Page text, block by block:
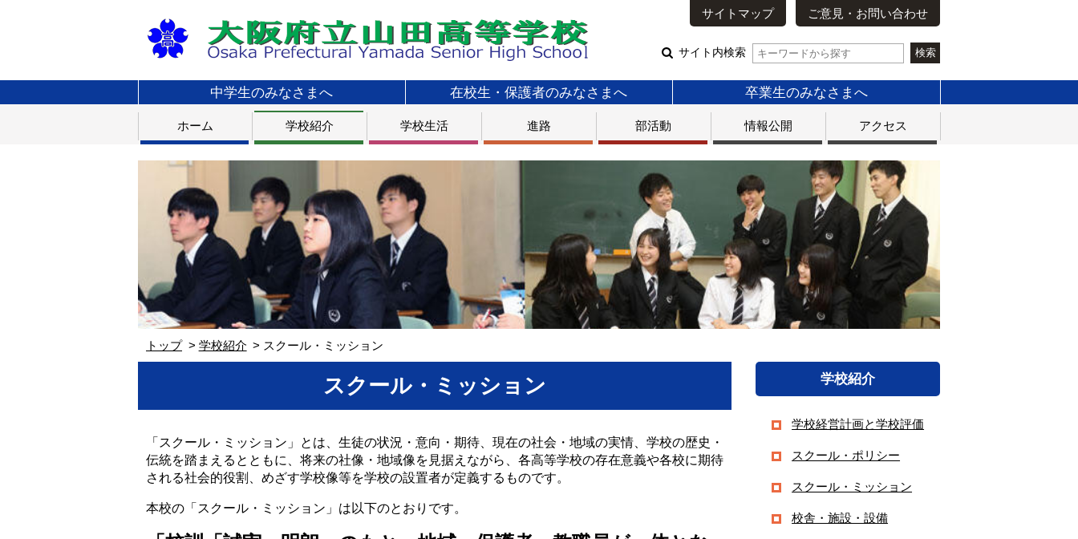
サイトマップ ご意見・お問い合わせ
サイト内検索
中学生のみなさまへ 在校生・保護者のみなさまへ 卒業生のみなさまへ
ホーム 学校紹介 学校生活 進路 部活動 情報公開 アクセス
トップ 学校紹介 スクール・ミッション
スクール・ミッション
「スクール・ミッション」とは、 生徒の状況・意向・期待、現在の社会・地域の実情、学校の歴史・
伝統を踏まえるとともに、将来の社像・地域像を見据えながら、各高等学校の存在意義や各校に期待
される社会的役割、めざす学校像等を学校の設置者が定義するものです。
本校の「スクール・ミッション」は以下のとおりです。
学校紹介
学校経営計画と学校評価
スクール・ポリシー
スクール・ミッション
校舎・施設・設備